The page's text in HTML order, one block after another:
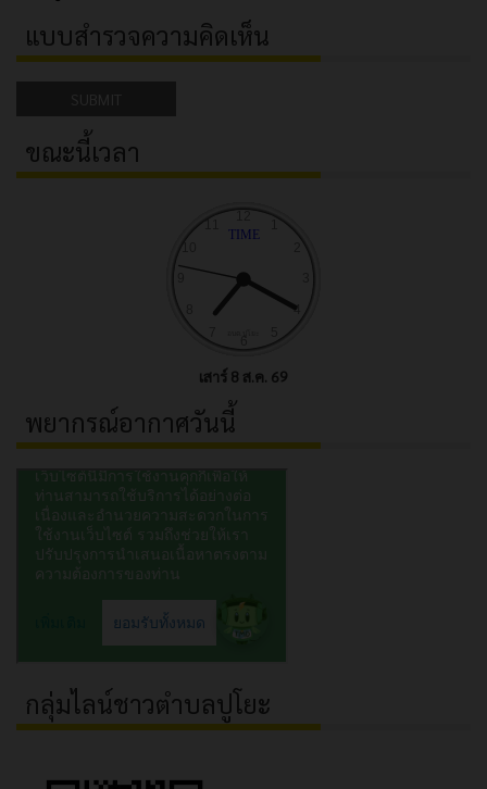
แบบสำรวจความคิดเห็น
ขณะนี้เวลา
เสาร์ 8 ส.ค. 69
พยากรณ์อากาศวันนี้
กลุ่มไลน์ชาวตำบลปูโยะ